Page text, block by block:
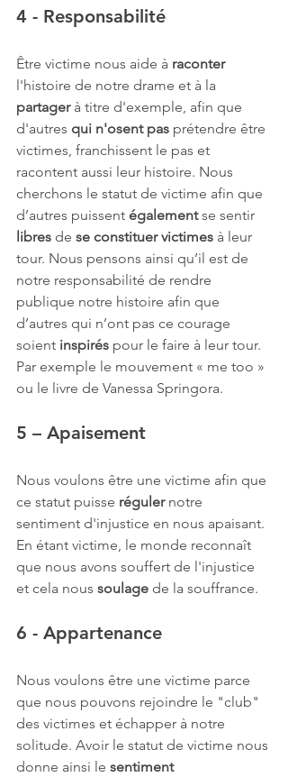
4 - Responsabilité
Être victime nous aide à raconter
l'histoire de notre drame et à la
partager à titre d'exemple, afin que
d'autres qui n'osent pas prétendre être
victimes, franchissent le pas et
racontent aussi leur histoire. Nous
cherchons le statut de victime afin que
d’autres puissent également se sentir
libres de se constituer victimes à leur
tour. Nous pensons ainsi qu’il est de
notre responsabilité de rendre
publique notre histoire afin que
d’autres qui n’ont pas ce courage
soient inspirés pour le faire à leur tour.
Par exemple le mouvement « me too »
ou le livre de Vanessa Springora.
5 – Apaisement
Nous voulons être une victime afin que
ce statut puisse réguler notre
sentiment d'injustice en nous apaisant.
En étant victime, le monde reconnaît
que nous avons souffert de l'injustice
et cela nous soulage de la souffrance.
6 - Appartenance
Nous voulons être une victime parce
que nous pouvons rejoindre le "club"
des victimes et échapper à notre
solitude. Avoir le statut de victime nous
donne ainsi le sentiment